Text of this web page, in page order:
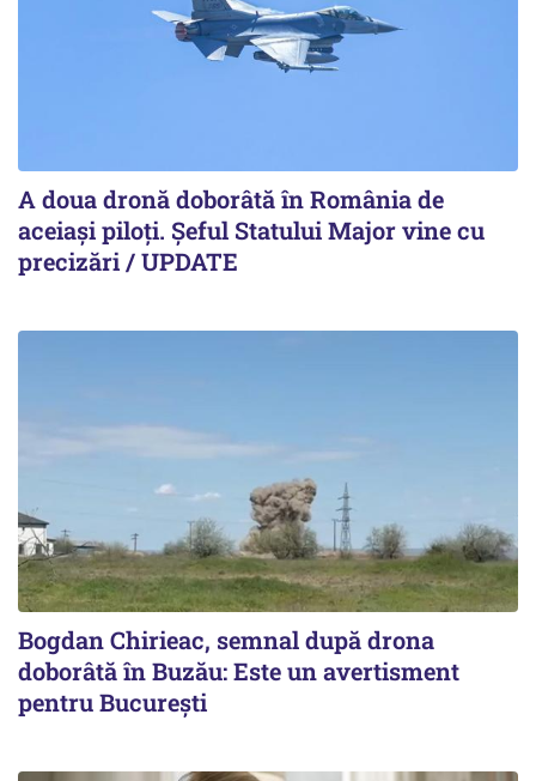
A doua dronă doborâtă în România de
aceiași piloți. Şeful Statului Major vine cu
precizări / UPDATE
Bogdan Chirieac, semnal după drona
doborâtă în Buzău: Este un avertisment
pentru București